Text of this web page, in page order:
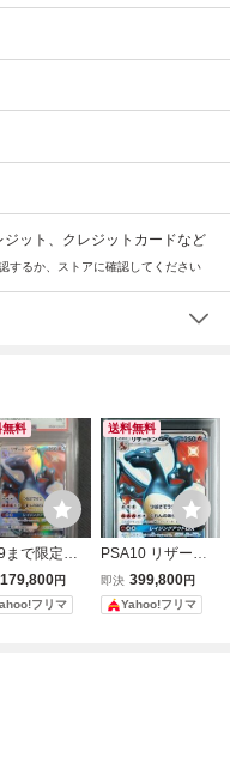
ット、クレジットカードなど
するか、ストアに確認してください
無料
9まで限定出
ザードンG
PSA9 209/
ルトラシャ
179,800円
フリマ
送料無料
PSA10 リザード
ンGX SSR 209/15
0 ウルトラシャイ
ニー ポケモンカー
即決 399,800円
Yahoo!フリマ